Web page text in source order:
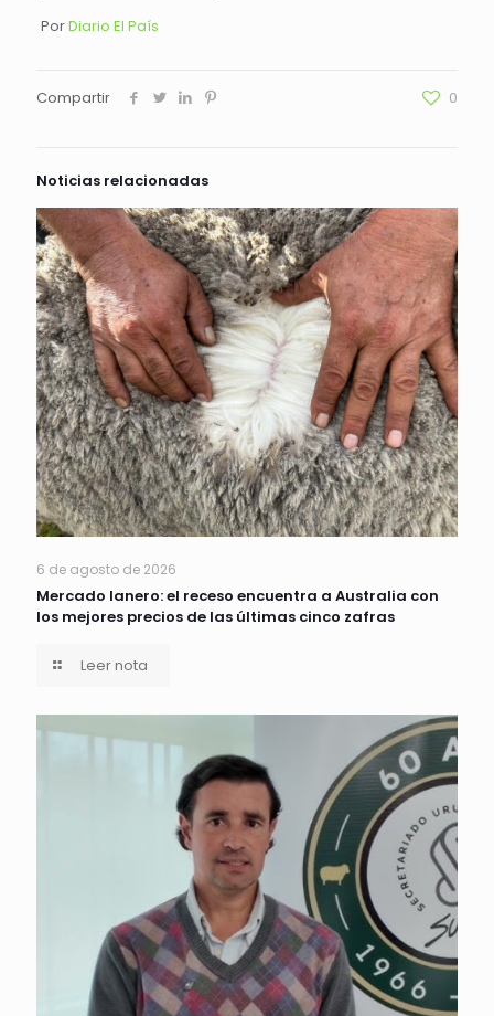
PorDiario El País
Compartir 0
Noticias relacionadas
6 de agosto de 2026
Mercado lanero: el receso encuentra a Australia con
los mejores precios de las últimas cinco zafras
Leer nota